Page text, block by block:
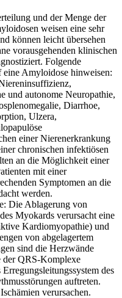
und der Menge der
weisen eine sehr
können leicht übersehen
vorausgehenden klinischen
Folgende
eine Amyloidose hinweisen:
und autonome Neuropathie,
Diarrhoe,
Ulzera,
einer Nierenerkrankung
chronischen infektiösen
an die Möglichkeit einer
mit einer
Symptomen an die
werden.
Die Ablagerung von
Myokards verursacht eine
Kardiomyopathie) und
von abgelagertem
sind die Herzwände
QRS-Komplexe
des
auftreten.
verursachen.